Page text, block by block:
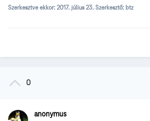
Szerkesztve ekkor: 2017. július 23. Szerkesztő: btz
0
anonymus